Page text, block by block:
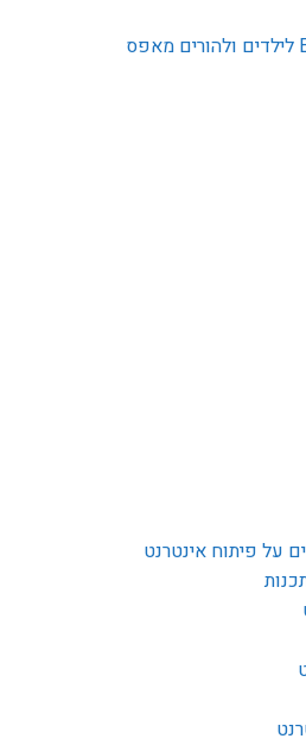
על פיתוח אינטרנט